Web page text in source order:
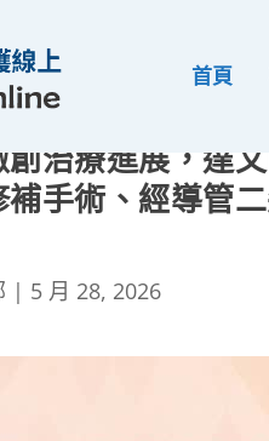
首頁
治療進展，達
手術、經導管
| 5 月 28, 2026